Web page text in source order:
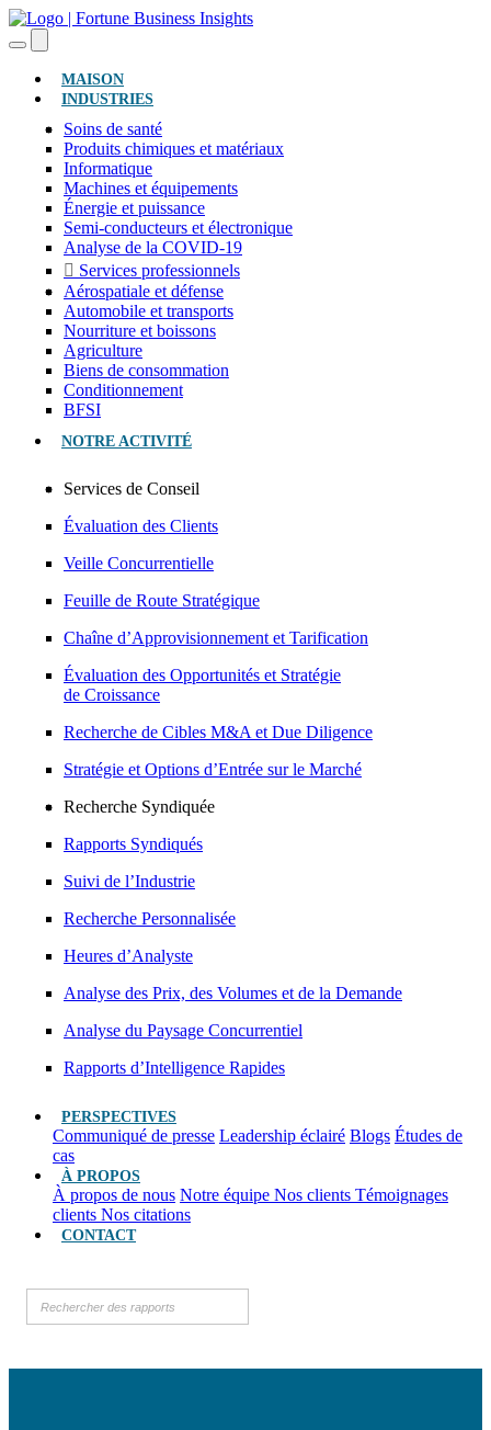
MAISON(ACTUEL)
INDUSTRIES
Soins de santé
Produits chimiques et matériaux
Informatique
Machines et équipements
Énergie et puissance
Semi-conducteurs et électronique
Analyse de la COVID-19
Services professionnels
Aérospatiale et défense
Automobile et transports
Nourriture et boissons
Agriculture
Biens de consommation
Conditionnement
BFSI
NOTRE ACTIVITÉ
Services de Conseil
Évaluation des Clients
Veille Concurrentielle
Feuille de Route Stratégique
Chaîne d’Approvisionnement et Tarification
Évaluation des Opportunités et Stratégie
de Croissance
Recherche de Cibles M&A et Due Diligence
Stratégie et Options d’Entrée sur le Marché
Recherche Syndiquée
Rapports Syndiqués
Suivi de l’Industrie
Recherche Personnalisée
Heures d’Analyste
Analyse des Prix, des Volumes et de la Demande
Analyse du Paysage Concurrentiel
Rapports d’Intelligence Rapides
PERSPECTIVES
Communiqué de presse Leadership éclairé Blogs Études de
cas
À PROPOS
À propos de nous Notre équipe Nos clients Témoignages
clients Nos citations
CONTACT